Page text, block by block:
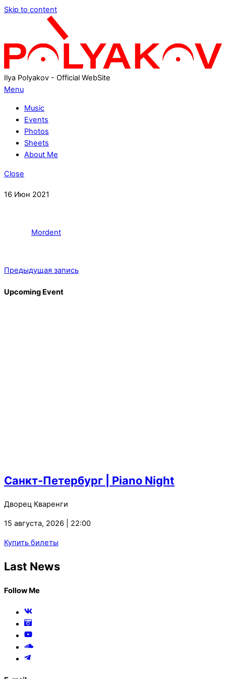
Skip to content
Ilya Polyakov - Official WebSite
Menu
Music
Events
Photos
Sheets
About Me
Close
16 Июн 2021
Mordent
Предыдущая запись
Upcoming Event
Санкт-Петербург | Piano Night
Дворец Кваренги
15 августа, 2026 | 22:00
Купить билеты
Last News
Follow Me